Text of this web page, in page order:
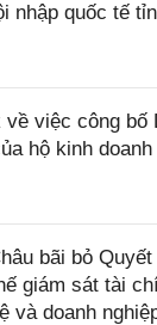
quốc tế
việc công bố
hộ kinh
bãi bỏ
giám sát tài
và doanh